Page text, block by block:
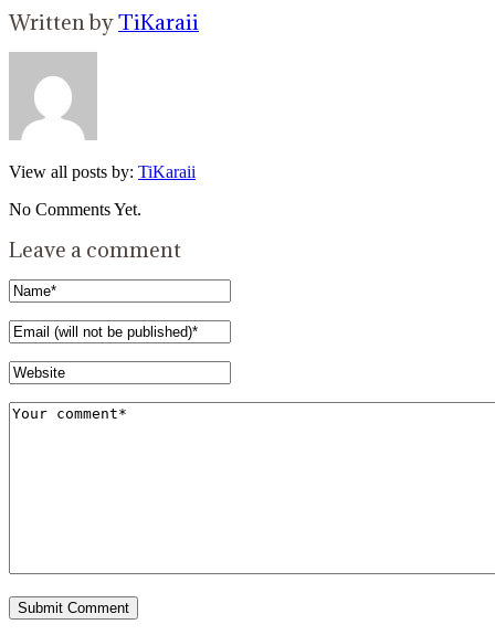
Written byTiKaraii
View all posts by: TiKaraii
No Comments Yet.
Leave a comment